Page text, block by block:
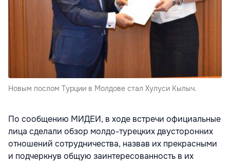
Новым послом Турции в Молдове стал Хулуси Кылыч.
По сообщению МИДЕИ, в ходе встречи официальные
лица сделали обзор молдо-турецких двусторонних
отношений сотрудничества, назвав их прекрасными
и подчеркнув общую заинтересованность в их